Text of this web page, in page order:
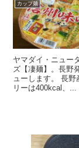
カップ麺
ヤマダイ・ニュー
ズ【凄麺】。長野
ューします。 長
リーは400kcal、...